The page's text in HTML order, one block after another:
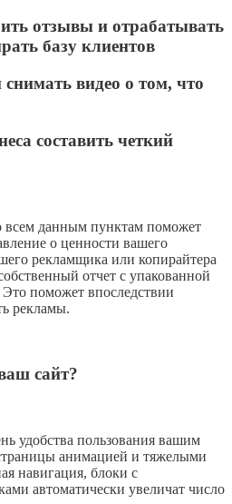
отзывы и отрабатывать
базу клиентов
видео о том, что
составить четкий
данным пунктам поможет
о ценности вашего
рекламщика или копирайтера
отчет с упакованной
поможет впоследствии
рекламы.
сайт?
удобства пользования вашим
анимацией и тяжелыми
навигация, блоки с
автоматически увеличат число